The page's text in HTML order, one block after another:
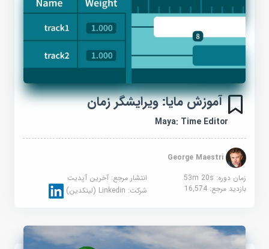
آموزش مایا: ویرایشگر زمان
Maya: Time Editor
George Maestri
زمان دوره: 53m 20s
انتشار مرجع:آخرین آپدیت
بازدید مرجع:16,574 شرکت:Linkedin (لینکدین)